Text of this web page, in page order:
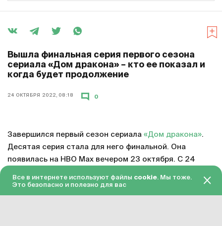
Вышла финальная серия первого сезона
сериала «Дом дракона» – кто ее показал и
когда будет продолжение
24 ОКТЯБРЯ 2022, 08:18 0
Завершился первый сезон сериала «Дом дракона».
Десятая серия стала для него финальной. Она
появилась на HBO Max вечером 23 октября. С 24
на русский язык.
Все в интернете используют файлы cookie. Мы тоже.
Это безопасно и полезно для вас